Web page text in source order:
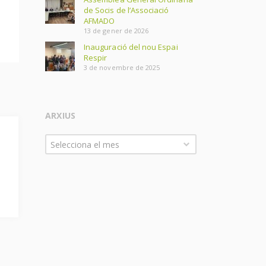
de Socis de l’Associació
AFMADO
13 de gener de 2026
Inauguració del nou Espai
Respir
3 de novembre de 2025
ARXIUS
Arxius
Selecciona el mes